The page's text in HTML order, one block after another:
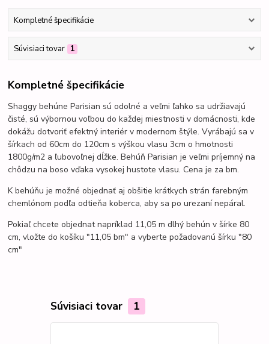
Kompletné špecifikácie
Súvisiaci tovar 1
Kompletné špecifikácie
Shaggy behúne Parisian sú odolné a veľmi ľahko sa udržiavajú
čisté, sú výbornou voľbou do každej miestnosti v domácnosti, kde
dokážu dotvoriť efektný interiér v modernom štýle.Vyrábajú sa v
šírkach od 60cm do 120cm s výškou vlasu 3cm o hmotnosti
1800g/m2 a ľubovoľnej dĺžke. Behúň Parisian je veľmi príjemný na
chôdzu na boso vďaka vysokej hustote vlasu. Cena je za bm.
K behúňu je možné objednať aj obšitie krátkych strán farebným
chemlónom podľa odtieňa koberca, aby sa po urezaní nepáral.
Pokiaľ chcete objednat napríklad 11,05 m dlhý behún v šírke 80
cm, vložte do košíku "11,05 bm" a vyberte požadovanú šírku "80
cm"
Súvisiaci tovar 1